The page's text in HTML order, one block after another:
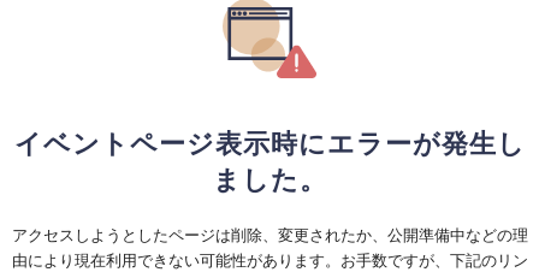
イベントページ表示時にエラーが発生し
ました。
アクセスしようとしたページは削除、変更されたか、公開準備中などの理
由により現在利用できない可能性があります。お手数ですが、下記のリン